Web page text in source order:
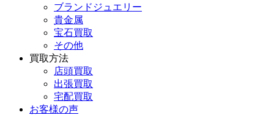
ブランドジュエリー
貴金属
宝石買取
その他
買取方法
店頭買取
出張買取
宅配買取
お客様の声